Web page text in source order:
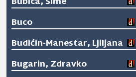
Buco
Budićin-Manestar, Ljiljana
Bugarin, Zdravko